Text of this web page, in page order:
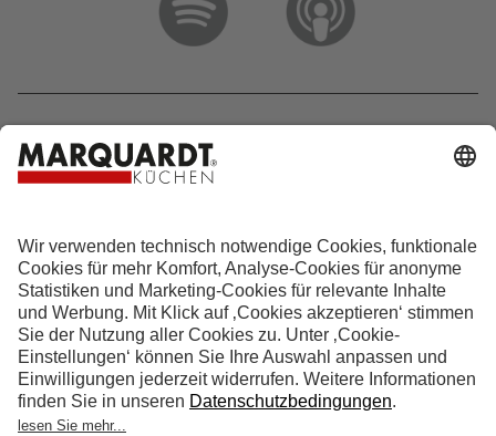
Hotline 0800 133 133 0
info@marquardt-kuechen.de
4.9Sterne aus4153Bewertungen